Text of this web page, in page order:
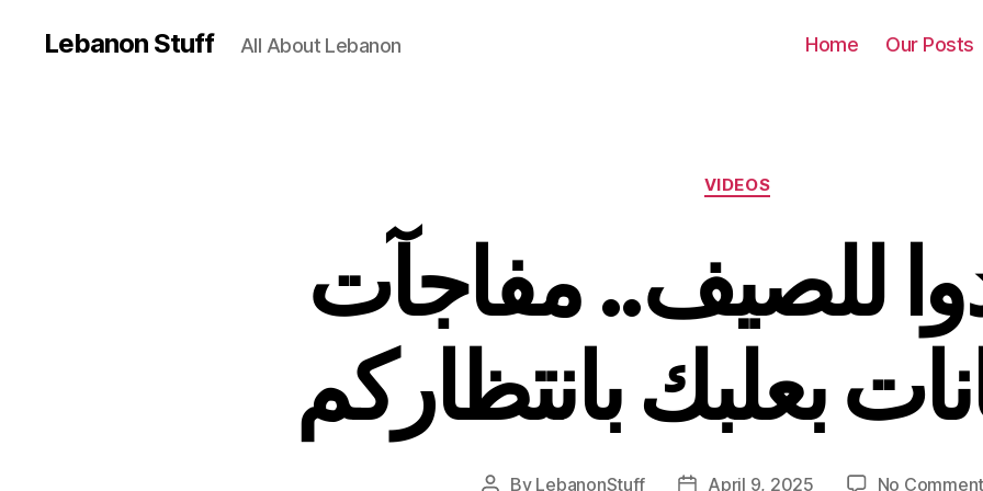
Lebanon Stuff All About Lebanon Home Our Posts
Categories
VIDEOS
للصيف.. مفاجآت
بعلبك بانتظاركم
Post
By LebanonStuff
PostApril 9, 2025 No